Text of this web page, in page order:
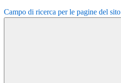
Campo di ricerca per le pagine del sito